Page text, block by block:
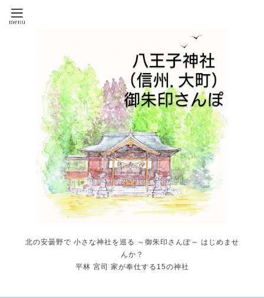
北の安曇野で 小さな神社を巡る ～御朱印さんぽ～ はじめませ
んか？
平林 宮司 家が奉仕する15の神社